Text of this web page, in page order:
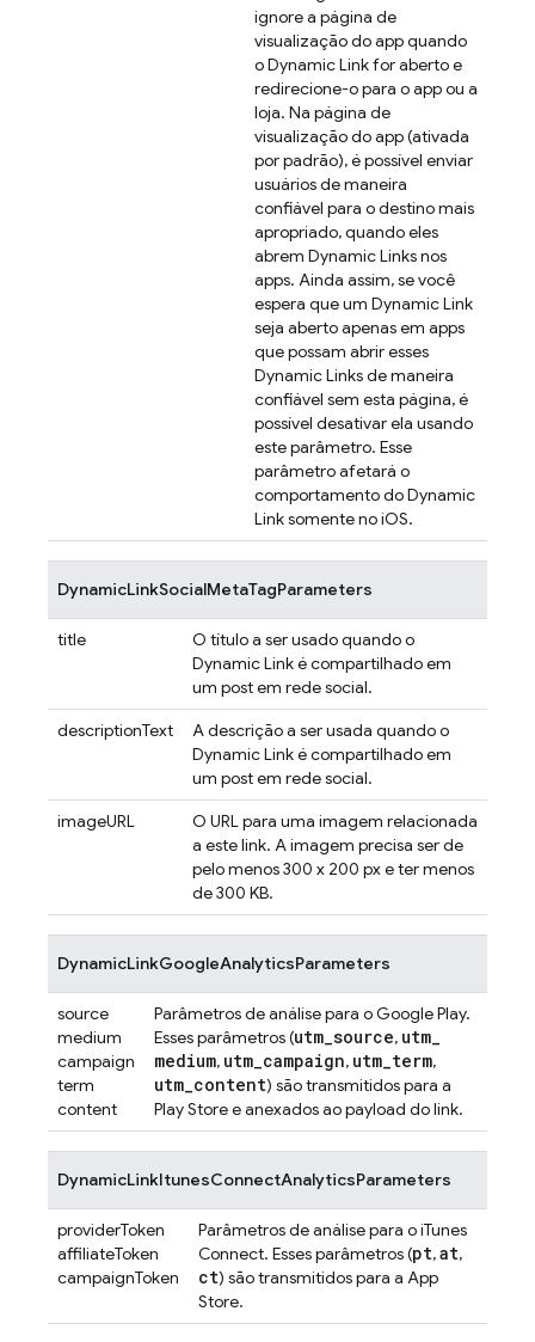
ignore a página de
visualização do app quando
oDynamic Linkfor aberto e
redirecione-o para o app ou a
loja. Na página de
visualização do app (ativada
por padrão), é possível enviar
usuários de maneira
confiável para o destino mais
apropriado, quando eles
abrem Dynamic Linksnos
apps. Ainda assim, se você
espera que um Dynamic Link
seja aberto apenas em apps
que possam abrir esses
Dynamic Linksde maneira
confiável sem esta página, é
possível desativar ela usando
este parâmetro. Esse
parâmetro afetará o
comportamento doDynamic
Linksomente no iOS.
DynamicLinkSocialMetaTagParameters
title
O título a ser usado quando o
Dynamic Linké compartilhado em
um post em rede social.
descriptionText
A descrição a ser usada quando o
Dynamic Linké compartilhado em
um post em rede social.
imageURL
O URL para uma imagem relacionada
a este link. A imagem precisa ser de
pelo menos 300 x 200 px e ter menos
de 300 KB.
DynamicLinkGoogleAnalyticsParameters
source
medium
campaign
term
content
Parâmetros de análise para o Google Play.
Esses parâmetros (utm_source, utm_
medium, utm_campaign, utm_term,
utm_content) são transmitidos para a
Play Store e anexados ao payload do link.
DynamicLinkItunesConnectAnalyticsParameters
providerToken
affiliateToken
campaignToken
Parâmetros de análise para o iTunes
Connect. Esses parâmetros (pt,at,
ct) são transmitidos para a App
Store.